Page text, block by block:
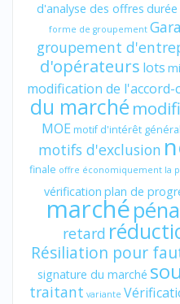
d'analyse des offres
forme de groupement
groupement
d'opérateurs lots
modification de l'accord-
du marché
MOE motif d'intérêt général
motifs d'exclusion
finale offre économiquement la
vérification plan de
marché
retard
Résiliation pour
signature du marché
traitant variante